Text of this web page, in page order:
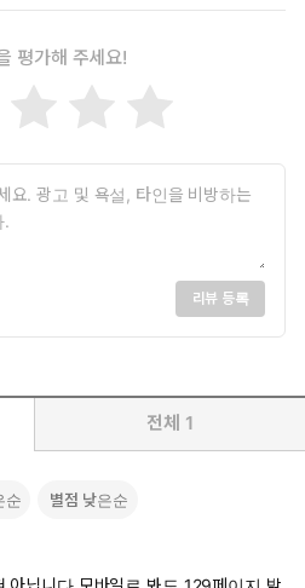
평가해 주세요!
리뷰 등록
전체 1
순 별점 낮은순